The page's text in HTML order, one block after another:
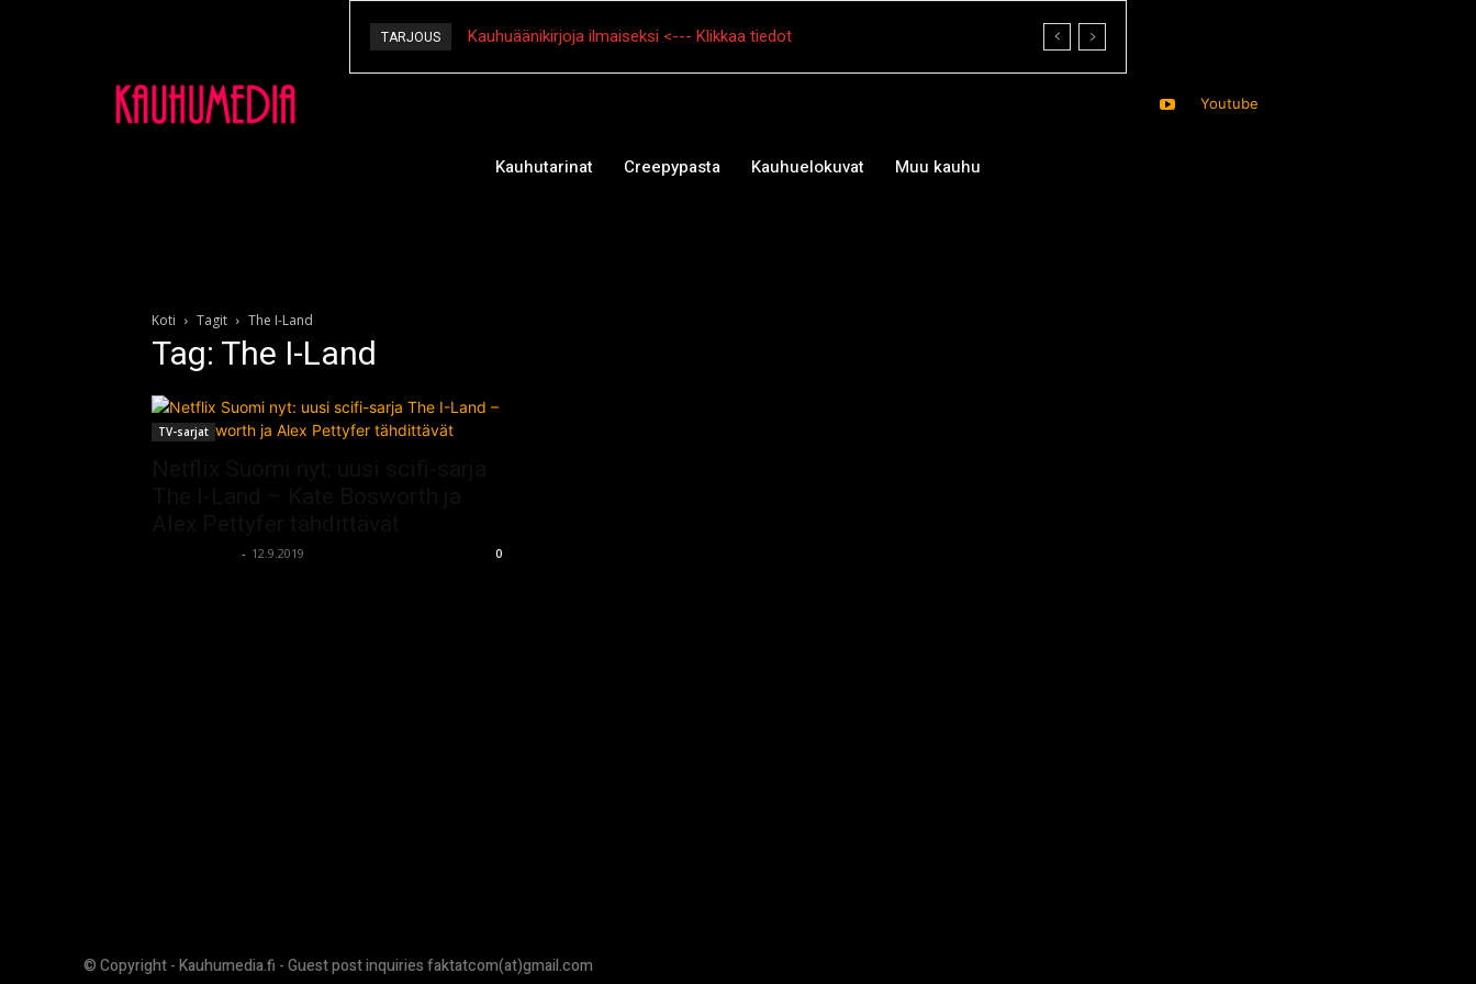
TARJOUS Kauhuäänikirjoja ilmaiseksi <--- Klikkaa tiedot
Kauhutarinat Creepypasta Kauhuelokuvat Muu kauhu
Youtube
Koti Tagit The I-Land
Tag: The I-Land
TV-sarjat
- 12.9.2019 0
© Copyright - Kauhumedia.fi - Guest post inquiries faktatcom(at)gmail.com